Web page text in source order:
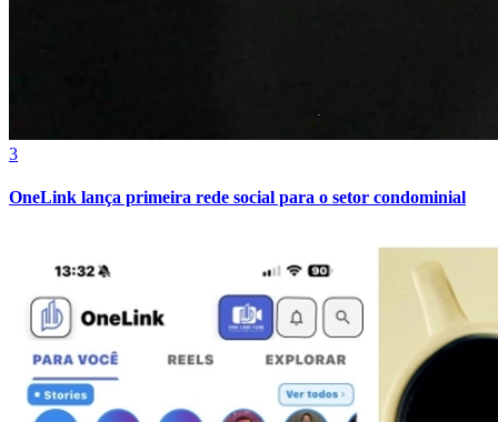
3
OneLink lança primeira rede social para o setor condominial